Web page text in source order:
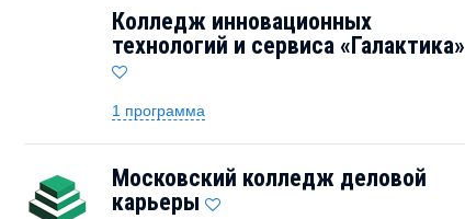
Колледж инновационных
технологий и сервиса «Галактика»
1 программа
Московский колледж деловой
карьеры